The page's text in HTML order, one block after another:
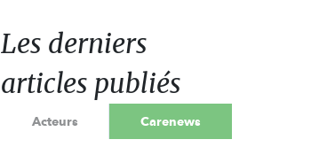
Les derniers
articles publiés
Acteurs Carenews